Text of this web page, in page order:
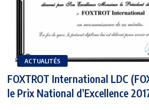
ACTUALITÉS
FOXTROT International LDC
le Prix National d’Excellence